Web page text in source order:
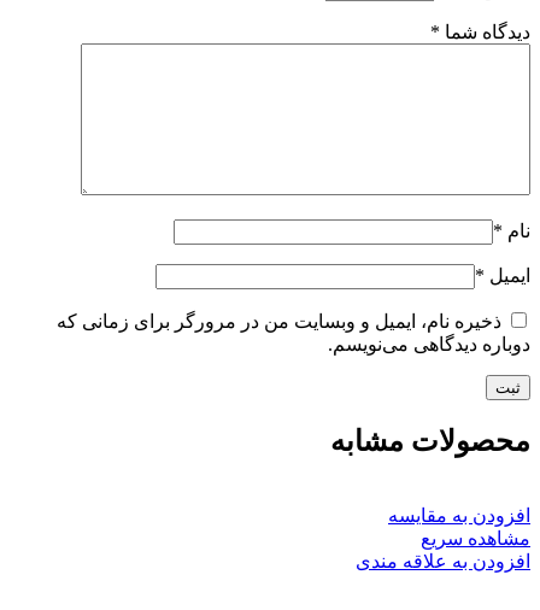
دیدگاه شما *
نام *
ایمیل *
ذخیره نام، ایمیل و وبسایت من در مرورگر برای زمانی که
دوباره دیدگاهی می‌نویسم.
محصولات مشابه
افزودن به مقایسه
مشاهده سریع
افزودن به علاقه مندی